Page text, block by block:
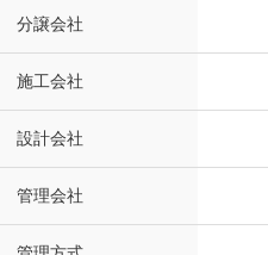
分譲会社
施工会社
設計会社
管理会社